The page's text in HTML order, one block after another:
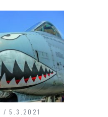
5.3.2021